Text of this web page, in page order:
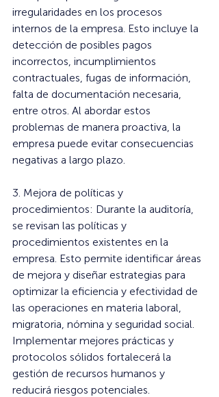
irregularidades en los procesos
internos de la empresa. Esto incluye la
detección de posibles pagos
incorrectos, incumplimientos
contractuales, fugas de información,
falta de documentación necesaria,
entre otros. Al abordar estos
problemas de manera proactiva, la
empresa puede evitar consecuencias
negativas a largo plazo.
3. Mejora de políticas y
procedimientos: Durante la auditoría,
se revisan las políticas y
procedimientos existentes en la
empresa. Esto permite identificar áreas
de mejora y diseñar estrategias para
optimizar la eficiencia y efectividad de
las operaciones en materia laboral,
migratoria, nómina y seguridad social.
Implementar mejores prácticas y
protocolos sólidos fortalecerá la
gestión de recursos humanos y
reducirá riesgos potenciales.